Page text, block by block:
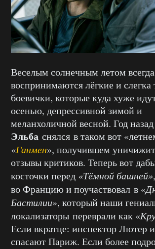
Веселым солнечным летом
воспринимаются лёгкие и слегка
боевички, которые куда хуже
осенью, депрессивной зимой и
меланхоличной весной. Год назад
Эльба снялся в таком вот
«Ганмен», получившем
отзывы критиков. Теперь вот
косточки перед «Тёмной башней»
во Францию и поучаствовал в «
Бастилии», который наши
локализаторы переврали как «
Если вкратце: инспектор Лютер
спасают Париж. Если более